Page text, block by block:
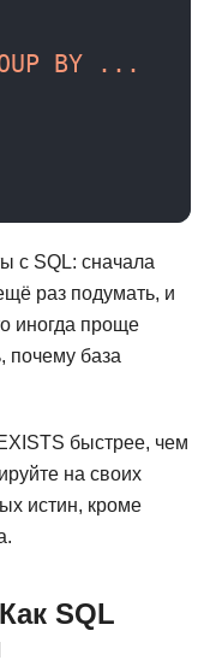
BY ...
с SQL: сначала
раз подумать, и
иногда проще
почему база
быстрее, чем
на своих
истин, кроме
SQL